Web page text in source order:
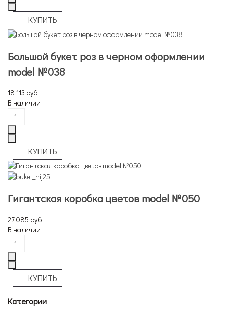
Большой букет роз в черном оформлении
model №038
18 113 руб
В наличии
Гигантская коробка цветов model №050
27 085 руб
В наличии
Категории